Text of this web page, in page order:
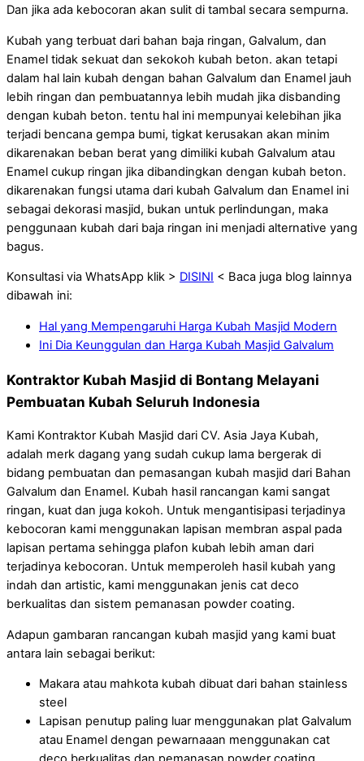
Dan jika ada kebocoran akan sulit di tambal secara sempurna.
Kubah yang terbuat dari bahan baja ringan, Galvalum, dan
Enamel tidak sekuat dan sekokoh kubah beton. akan tetapi
dalam hal lain kubah dengan bahan Galvalum dan Enamel jauh
lebih ringan dan pembuatannya lebih mudah jika disbanding
dengan kubah beton. tentu hal ini mempunyai kelebihan jika
terjadi bencana gempa bumi, tigkat kerusakan akan minim
dikarenakan beban berat yang dimiliki kubah Galvalum atau
Enamel cukup ringan jika dibandingkan dengan kubah beton.
dikarenakan fungsi utama dari kubah Galvalum dan Enamel ini
sebagai dekorasi masjid, bukan untuk perlindungan, maka
penggunaan kubah dari baja ringan ini menjadi alternative yang
bagus.
Konsultasi via WhatsApp klik > DISINI < Baca juga blog lainnya
dibawah ini:
Hal yang Mempengaruhi Harga Kubah Masjid Modern
Ini Dia Keunggulan dan Harga Kubah Masjid Galvalum
Kontraktor Kubah Masjid di Bontang Melayani
Pembuatan Kubah Seluruh Indonesia
Kami Kontraktor Kubah Masjid dari CV. Asia Jaya Kubah,
adalah merk dagang yang sudah cukup lama bergerak di
bidang pembuatan dan pemasangan kubah masjid dari Bahan
Galvalum dan Enamel. Kubah hasil rancangan kami sangat
ringan, kuat dan juga kokoh. Untuk mengantisipasi terjadinya
kebocoran kami menggunakan lapisan membran aspal pada
lapisan pertama sehingga plafon kubah lebih aman dari
terjadinya kebocoran. Untuk memperoleh hasil kubah yang
indah dan artistic, kami menggunakan jenis cat deco
berkualitas dan sistem pemanasan powder coating.
Adapun gambaran rancangan kubah masjid yang kami buat
antara lain sebagai berikut:
Makara atau mahkota kubah dibuat dari bahan stainless
steel
Lapisan penutup paling luar menggunakan plat Galvalum
atau Enamel dengan pewarnaaan menggunakan cat